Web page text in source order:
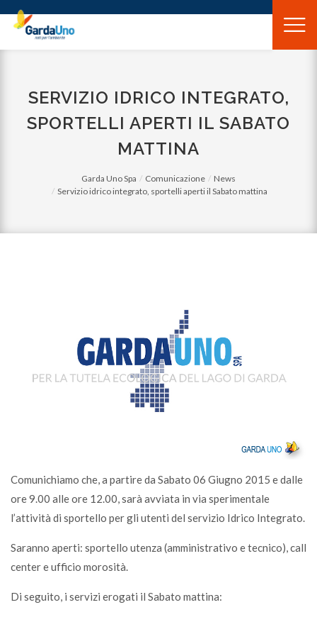
Gardauno
Spa
SERVIZIO IDRICO INTEGRATO,
SPORTELLI APERTI IL SABATO
MATTINA
Garda Uno Spa Comunicazione
News
Servizio idrico integrato, sportelli aperti il Sabato mattina
Comunichiamo che, a partire da Sabato 06 Giugno 2015 e dalle
ore 9.00 alle ore 12.00, sarà avviata in via sperimentale
l’attività di sportello per gli utenti del servizio Idrico Integrato.
Saranno aperti: sportello utenza (amministrativo e tecnico), call
center e ufficio morosità.
Di seguito, i servizi erogati il Sabato mattina: